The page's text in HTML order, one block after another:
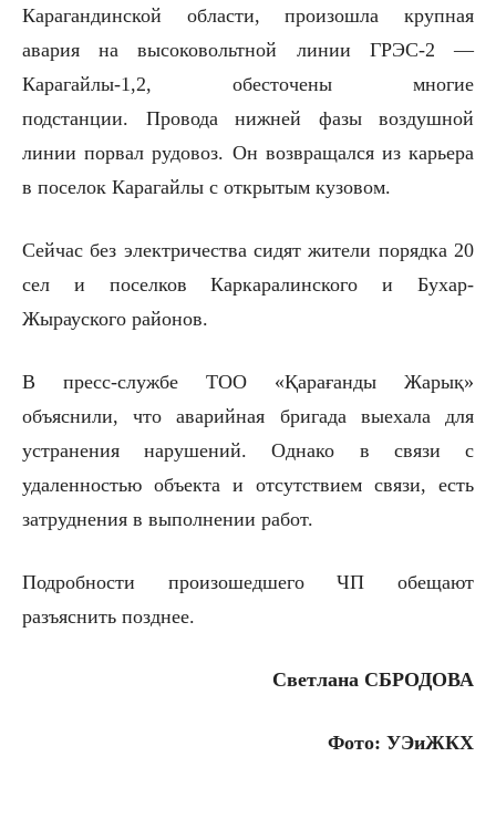
Карагандинской области, произошла крупная
авария на высоковольтной линии ГРЭС-2 —
Карагайлы-1,2, обесточены многие
подстанции. Провода нижней фазы воздушной
линии порвал рудовоз. Он возвращался из карьера
в поселок Карагайлы с открытым кузовом.
Сейчас без электричества сидят жители порядка 20
сел и поселков Каркаралинского и Бухар-
Жырауского районов.
В пресс-службе ТОО «Қарағанды Жарық»
объяснили, что аварийная бригада выехала для
устранения нарушений. Однако в связи с
удаленностью объекта и отсутствием связи, есть
затруднения в выполнении работ.
Подробности произошедшего ЧП обещают
разъяснить позднее.
Светлана СБРОДОВА
Фото: УЭиЖКХ